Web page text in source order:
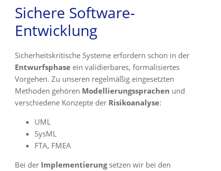
Sichere Software-
Entwicklung
Sicherheitskritische Systeme erfordern schon in der
Entwurfsphase ein validierbares, formalisiertes
Vorgehen. Zu unseren regelmäßig eingesetzten
Methoden gehören Modellierungssprachen und
verschiedene Konzepte der Risikoanalyse:
UML
SysML
FTA, FMEA
Bei der Implementierungsetzen wir bei den